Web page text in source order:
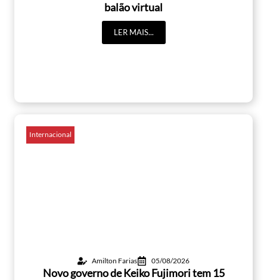
balão virtual
LER MAIS...
Internacional
Amilton Farias 05/08/2026
Novo governo de Keiko Fujimori tem 15